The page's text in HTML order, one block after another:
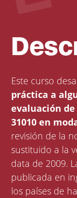
Este curso
práctica a
evaluación de
31010 en
revisión de la
sustituido a la
data de 2009.
publicada en
los países de